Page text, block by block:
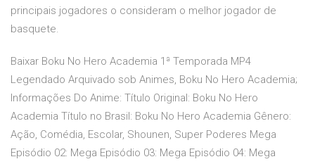
principais jogadores o consideram o melhor jogador de
basquete.
Baixar Boku No Hero Academia 1ª Temporada MP4
Legendado Arquivado sob Animes, Boku No Hero Academia;
Informações Do Anime: Título Original: Boku No Hero
Academia Título no Brasil: Boku No Hero Academia Gênero:
Ação, Comédia, Escolar, Shounen, Super Poderes Mega
Episódio 02: Mega Episódio 03: Mega Episódio 04: Mega